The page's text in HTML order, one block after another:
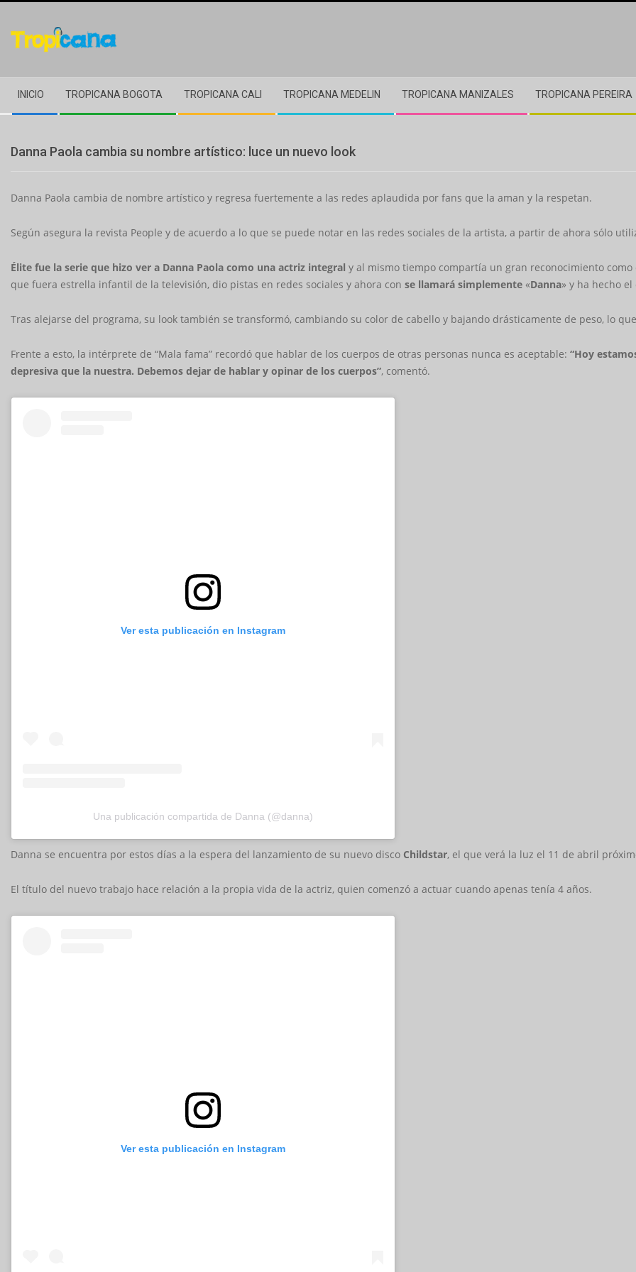
content
Navigation
Menu
INICIO TROPICANA BOGOTA TROPICANA CALI TROPICANA MEDELIN TROPICANA MANIZALES TROPICANA PEREIRA
Danna Paola cambia su nombre artístico: luce un nuevo look
Danna Paola cambia de nombre artístico y regresa fuertemente a las redes aplaudida por fans que la aman y la respetan.
Según asegura la revista People y de acuerdo a lo que se puede notar en las redes sociales de la artista, a partir de ahora sólo
Élite fue la serie que hizo ver a Danna Paola como una actriz integral y al mismo tiempo compartía un gran reconocimiento
que fuera estrella infantil de la televisión, dio pistas en redes sociales y ahora con se llamará simplemente «Danna» y ha hecho
Tras alejarse del programa, su look también se transformó, cambiando su color de cabello y bajando drásticamente de peso, lo
Frente a esto, la intérprete de “Mala fama” recordó que hablar de los cuerpos de otras personas nunca es aceptable: “Hoy
depresiva que la nuestra. Debemos dejar de hablar y opinar de los cuerpos”, comentó.
Ver esta publicación en Instagram
Una publicación compartida de Danna (@danna)
Danna se encuentra por estos días a la espera del lanzamiento de su nuevo disco Childstar, el que verá la luz el 11 de abril
El título del nuevo trabajo hace relación a la propia vida de la actriz, quien comenzó a actuar cuando apenas tenía 4 años.
Ver esta publicación en Instagram